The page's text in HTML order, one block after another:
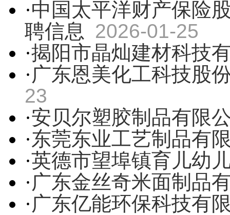
·中国太平洋财产保险
聘信息 2026-01-25
·揭阳市晶灿建材科技
·广东恩美化工科技股
23
·安贝尔塑胶制品有限
·东莞东业工艺制品有
·英德市望埠镇育儿幼
·广东金丝奇米面制品
·广东亿能环保科技有